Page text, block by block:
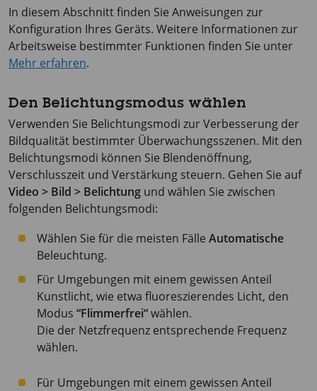
In diesem Abschnitt finden Sie Anweisungen zur
Konfiguration Ihres Geräts. Weitere Informationen zur
Arbeitsweise bestimmter Funktionen finden Sie unter
Mehr erfahren.
Den Belichtungsmodus wählen
Verwenden Sie Belichtungsmodi zur Verbesserung der
Bildqualität bestimmter Überwachungsszenen. Mit den
Belichtungsmodi können Sie Blendenöffnung,
Verschlusszeit und Verstärkung steuern. Gehen Sie auf
Video > Bild > Belichtung und wählen Sie zwischen
folgenden Belichtungsmodi:
Wählen Sie für die meisten Fälle Automatische
Beleuchtung.
Für Umgebungen mit einem gewissen Anteil
Kunstlicht, wie etwa fluoreszierendes Licht, den
Modus “Flimmerfrei“wählen.
Die der Netzfrequenz entsprechende Frequenz
wählen.
Für Umgebungen mit einem gewissen Anteil